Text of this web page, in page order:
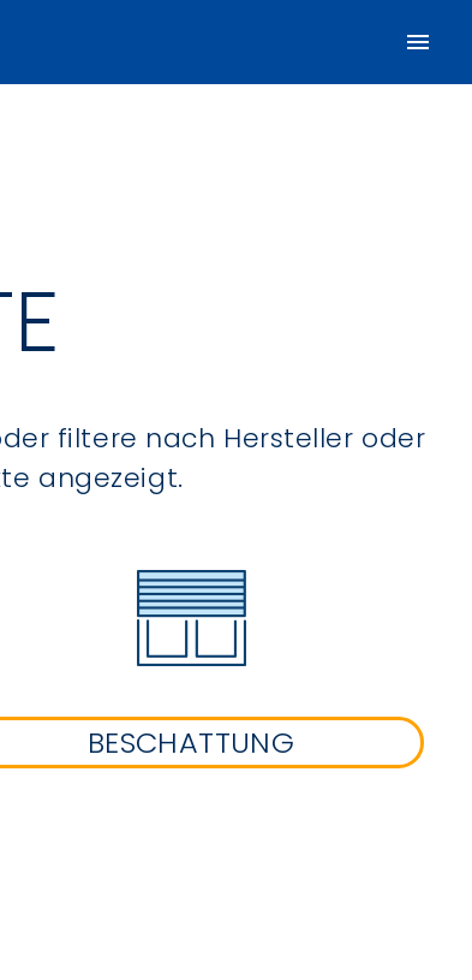
filtere nach Hersteller oder
angezeigt.
BESCHATTUNG